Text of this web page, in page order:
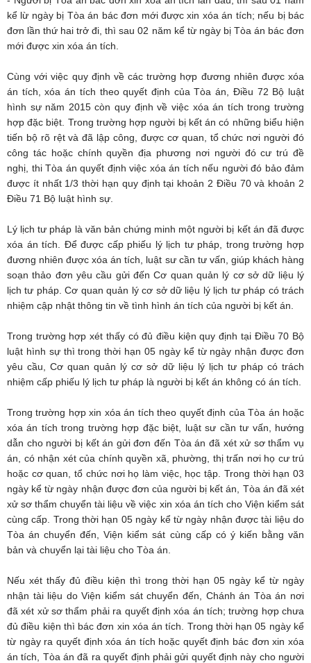
kể lừ ngày bị Tòa án bác đơn mới được xin xóa án tích; nếu bị bác
đơn lần thứ hai trở đi, thì sau 02 năm kể từ ngày bị Tòa án bác đơn
mới được xin xóa án tích.
Cùng với việc quy định về các trường hợp đương nhiên được xóa
án tích, xóa án tích theo quyết định của Tòa án, Điều 72 Bộ luật
hình sự năm 2015 còn quy định về việc xóa án tích trong trường
hợp đặc biệt. Trong trường hợp người bị kết án có những biểu hiện
tiến bộ rõ rệt và đã lập công, được cơ quan, tổ chức nơi người đó
công tác hoặc chính quyền địa phương nơi người đó cư trú đề
nghị, thi Tòa án quyết định việc xóa án tích nếu người đó bảo đảm
được ít nhất 1/3 thời hạn quy định tại khoản 2 Điều 70 và khoản 2
Điều 71 Bộ luật hình sự.
Lý lịch tư pháp là văn bản chứng minh một người bị kết án đã được
xóa án tích. Để được cấp phiếu lý lịch tư pháp, trong trường hợp
đương nhiên được xóa án tích, luật sư cần tư vấn, giúp khách hàng
soạn thảo đơn yêu cầu gửi đến Cơ quan quản lý cơ sở dữ liệu lý
lịch tư pháp. Cơ quan quản lý cơ sở dữ liệu lý lịch tư pháp có trách
nhiệm cập nhật thông tin về tình hình án tích của người bị kết án.
Trong trường hợp xét thấy có đủ điều kiện quy định tại Điều 70 Bộ
luật hình sự thì trong thời hạn 05 ngày kể từ ngày nhận được đơn
yêu cầu, Cơ quan quản lý cơ sở dữ liệu lý lịch tư pháp có trách
nhiệm cấp phiếu lý lịch tư pháp là người bị kết án không có án tích.
Trong trường hợp xin xóa án tích theo quyết định của Tòa án hoặc
xóa án tích trong trường hợp đặc biệt, luật sư cần tư vấn, hướng
dẫn cho người bị kết án gửi đơn đến Tòa án đã xét xử sơ thẩm vụ
án, có nhận xét của chính quyền xã, phường, thị trấn nơi họ cư trú
hoặc cơ quan, tổ chức nơi họ làm việc, học tập. Trong thời hạn 03
ngày kể từ ngày nhận được đơn của người bị kết án, Tòa án đã xét
xử sơ thẩm chuyển tài liệu về việc xin xóa án tích cho Viện kiểm sát
cùng cấp. Trong thời hạn 05 ngày kể từ ngày nhận được tài liệu do
Tòa án chuyển đến, Viện kiểm sát cùng cấp có ý kiến bằng văn
bản và chuyển lại tài liệu cho Tòa án.
Nếu xét thấy đủ điều kiện thì trong thời hạn 05 ngày kể từ ngày
nhận tài liệu do Viện kiểm sát chuyển đến, Chánh án Tòa án nơi
đã xét xử sơ thẩm phải ra quyết định xóa án tích; trường hợp chưa
đủ điều kiện thì bác đơn xin xóa án tích. Trong thời hạn 05 ngày kể
từ ngày ra quyết định xóa án tích hoặc quyết định bác đơn xin xóa
án tích, Tòa án đã ra quyết định phải gửi quyết định này cho người